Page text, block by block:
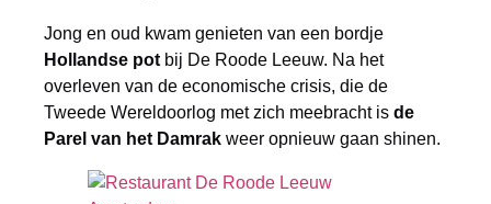
Jong en oud kwam genieten van een bordje
Hollandse pot bij De Roode Leeuw. Na het
overleven van de economische crisis, die de
Tweede Wereldoorlog met zich meebracht is de
Parel van het Damrak weer opnieuw gaan shinen.